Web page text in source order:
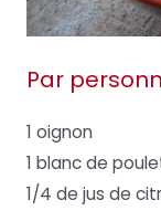
Par
1 oignon
1 blanc de
1/4 de jus de